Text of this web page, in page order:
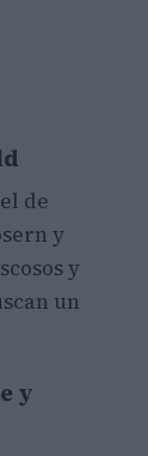
de
y
y
un
y